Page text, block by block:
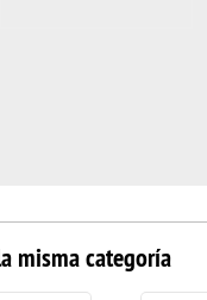
misma categoría